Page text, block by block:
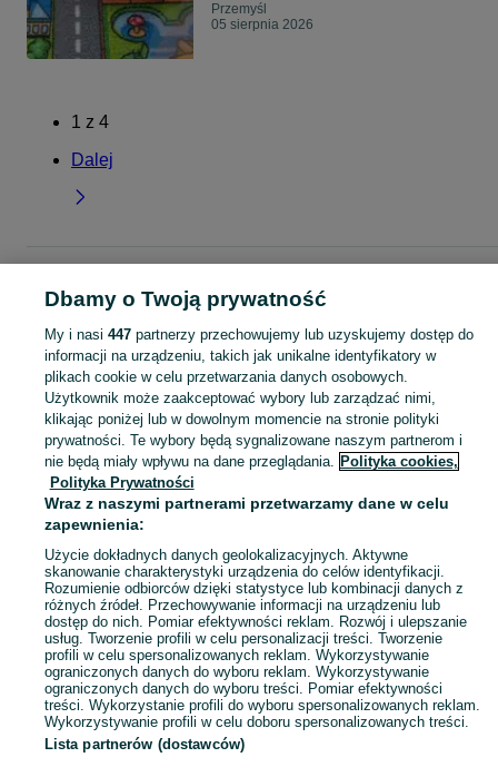
Przemyśl
05 sierpnia 2026
1 z 4
Dalej
Dywany
Dywany - Podkarpackie Dywany - Przemyśl
KATEGORIA
Zobacz
Mapa kategorii
Mapa miejscowości
Mapa ministron
Popularne wyszukiwania
Dbamy o Twoją prywatność
My i nasi 447partnerzy przechowujemy lub uzyskujemy dostęp do
informacji na urządzeniu, takich jak unikalne identyfikatory w
plikach cookie w celu przetwarzania danych osobowych.
Użytkownik może zaakceptować wybory lub zarządzać nimi,
klikając poniżej lub w dowolnym momencie na stronie polityki
prywatności. Te wybory będą sygnalizowane naszym partnerom i
nie będą miały wpływu na dane przeglądania. Polityka cookies,
Polityka Prywatności
Wraz z naszymi partnerami przetwarzamy dane w celu
zapewnienia:
Użycie dokładnych danych geolokalizacyjnych. Aktywne
skanowanie charakterystyki urządzenia do celów identyfikacji.
Rozumienie odbiorców dzięki statystyce lub kombinacji danych z
różnych źródeł. Przechowywanie informacji na urządzeniu lub
dostęp do nich. Pomiar efektywności reklam. Rozwój i ulepszanie
usług. Tworzenie profili w celu personalizacji treści. Tworzenie
profili w celu spersonalizowanych reklam. Wykorzystywanie
ograniczonych danych do wyboru reklam. Wykorzystywanie
ograniczonych danych do wyboru treści. Pomiar efektywności
treści. Wykorzystanie profili do wyboru spersonalizowanych reklam.
Wykorzystywanie profili w celu doboru spersonalizowanych treści.
Lista partnerów (dostawców)